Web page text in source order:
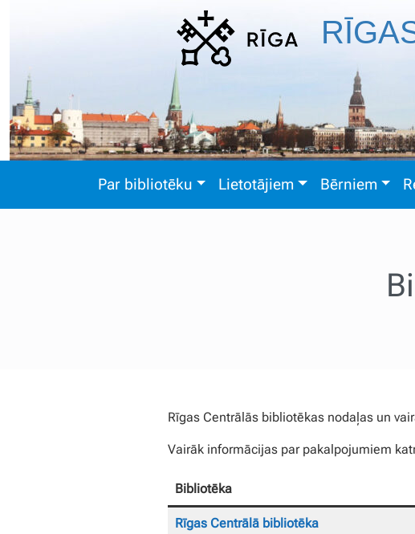
Par bibliotēku Lietotājiem Bērniem
Rīgas Centrālās bibliotēkas nodaļas un
Vairāk informācijas par pakalpojumiem
Bibliotēka
Rīgas Centrālā bibliotēka